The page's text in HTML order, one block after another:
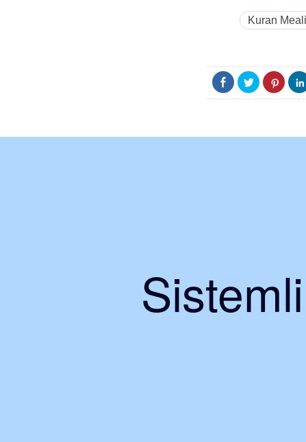
Kuran Meali